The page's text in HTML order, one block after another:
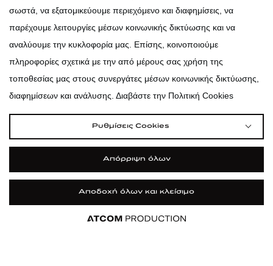
| Πολιτική Cookies | Κώδικας Δεοντολογίας
Προστασία Προσωπικών Δεδομένων
σωστά, να εξατομικεύουμε περιεχόμενο και διαφημίσεις, να
παρέχουμε λειτουργίες μέσων κοινωνικής δικτύωσης και να
αναλύουμε την κυκλοφορία μας. Επίσης, κοινοποιούμε
πληροφορίες σχετικά με την από μέρους σας χρήση της
τοποθεσίας μας στους συνεργάτες μέσων κοινωνικής δικτύωσης,
διαφημίσεων και ανάλυσης. Διαβάστε την Πολιτική Cookies
Ρυθμίσεις Cookies
Απόρριψη όλων
Αποδοχή όλων και κλείσιμο